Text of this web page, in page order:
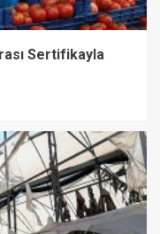
Sertifikayla